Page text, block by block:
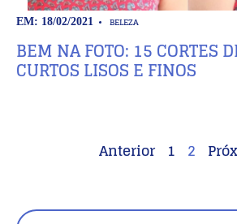
EM: 18/02/2021 BELEZA
BEM NA FOTO: 15 CORTES
CURTOS LISOS E FINOS
Anterior 1 2